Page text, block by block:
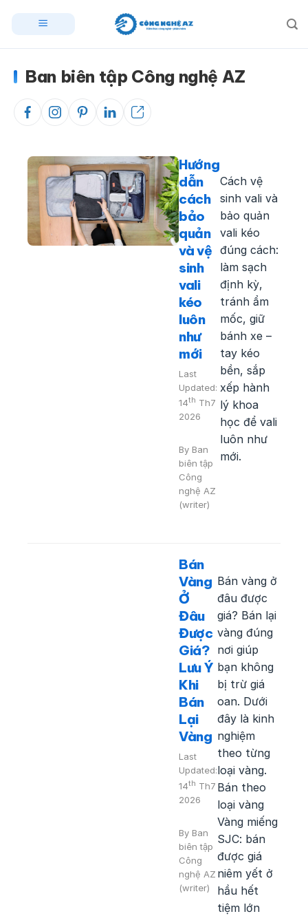
Ban biên tập Công nghệ AZ
facebookinstagram
pinterestlinkedinurl
Hướng
dẫn
cách
bảo
quản
và vệ
sinh
vali
kéo
luôn
như
mới
Last
Updated:
14th Th7
2026
By Ban
biên tập
Công
nghệ AZ
(writer)
Cách vệ
sinh vali và
bảo quản
vali kéo
đúng cách:
làm sạch
định kỳ,
tránh ẩm
mốc, giữ
bánh xe –
tay kéo
bền, sắp
xếp hành
lý khoa
học để vali
luôn như
mới.
Bán
Vàng
Ở
Đâu
Được
Giá?
Lưu Ý
Khi
Bán
Lại
Vàng
Last
Updated:
14th Th7
2026
By Ban
biên tập
Công
nghệ AZ
(writer)
Bán vàng ở
đâu được
giá? Bán lại
vàng đúng
nơi giúp
bạn không
bị trừ giá
oan. Dưới
đây là kinh
nghiệm
theo từng
loại vàng.
Bán theo
loại vàng
Vàng miếng
SJC: bán
được giá
niêm yết ở
hầu hết
tiệm lớn